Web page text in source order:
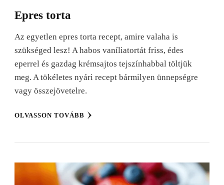
Epres torta
Az egyetlen epres torta recept, amire valaha is
szükséged lesz! A habos vaníliatortát friss, édes
eperrel és gazdag krémsajtos tejszínhabbal töltjük
meg. A tökéletes nyári recept bármilyen ünnepségre
vagy összejövetelre.
OLVASSON TOVÁBB